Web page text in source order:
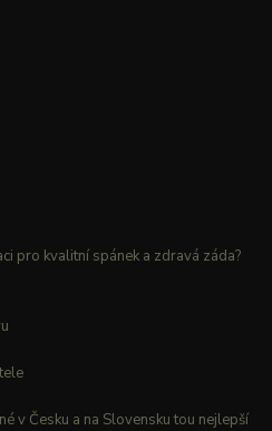
pro kvalitní spánek a zdravá záda?
v Česku a na Slovensku tou nejlepší